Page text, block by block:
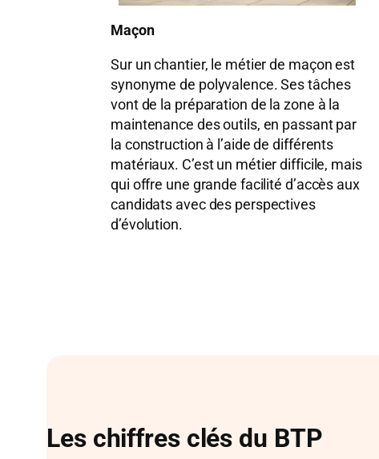
Maçon
Sur un chantier, le métier de maçon est
synonyme de polyvalence. Ses tâches
vont de la préparation de la zone à la
maintenance des outils, en passant par
la construction à l’aide de différents
matériaux. C’est un métier difficile, mais
qui offre une grande facilité d’accès aux
candidats avec des perspectives
d’évolution.
Les chiffres clés du BTP